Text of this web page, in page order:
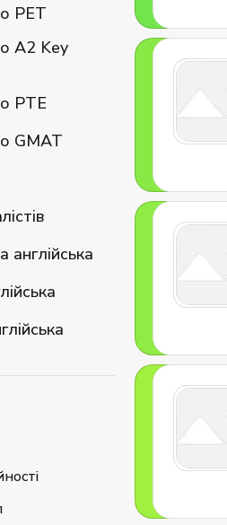
PET
A2 Key
PTE
GMAT
англійська